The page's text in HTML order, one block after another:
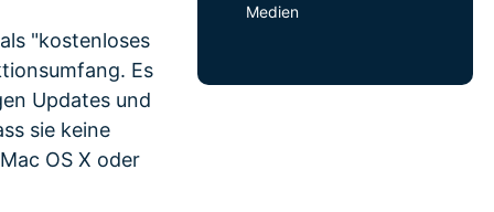
Medien
"kostenloses
Es
Updates und
sie keine
OS X oder